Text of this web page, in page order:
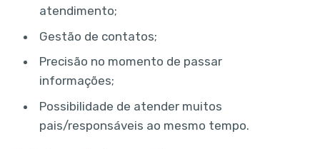
atendimento;
Gestão de contatos;
Precisão no momento de passar
informações;
Possibilidade de atender muitos
pais/responsáveis ao mesmo tempo.